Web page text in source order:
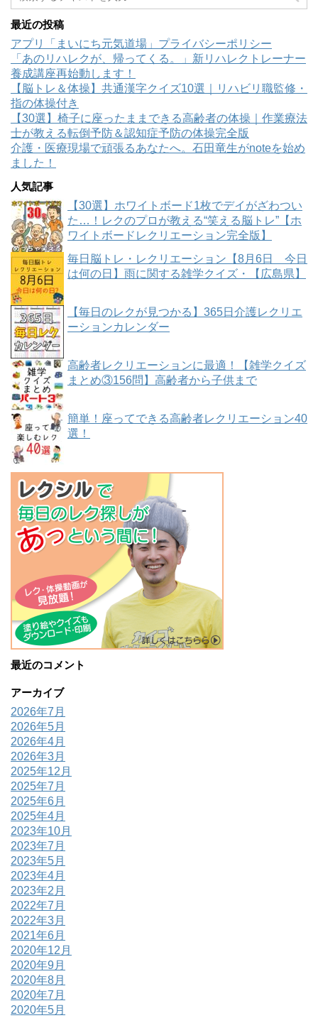
最近の投稿
アプリ「まいにち元気道場」プライバシーポリシー
「あのリハレクが、帰ってくる。」新リハレクトレーナー
養成講座再始動します！
【脳トレ＆体操】共通漢字クイズ10選｜リハビリ職監修・
指の体操付き
【30選】椅子に座ったままできる高齢者の体操｜作業療法
士が教える転倒予防＆認知症予防の体操完全版
介護・医療現場で頑張るあなたへ。石田竜生がnoteを始め
ました！
人気記事
【30選】ホワイトボード1枚でデイがざわつい
た…！レクのプロが教える“笑える脳トレ”【ホ
ワイトボードレクリエーション完全版】
毎日脳トレ・レクリエーション【8月6日 今日
は何の日】雨に関する雑学クイズ・【広島県】
【毎日のレクが見つかる】365日介護レクリエ
ーションカレンダー
高齢者レクリエーションに最適！【雑学クイズ
まとめ③156問】高齢者から子供まで
簡単！座ってできる高齢者レクリエーション40
選！
最近のコメント
アーカイブ
2026年7月
2026年5月
2026年4月
2026年3月
2025年12月
2025年7月
2025年6月
2025年4月
2023年10月
2023年7月
2023年5月
2023年4月
2023年2月
2022年7月
2022年3月
2021年6月
2020年12月
2020年9月
2020年8月
2020年7月
2020年5月